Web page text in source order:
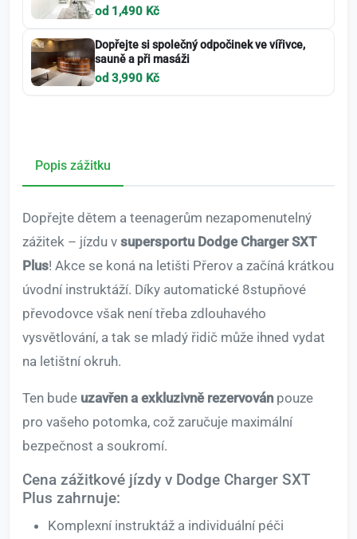
od 1,490 Kč
Dopřejte si společný odpočinek ve vířivce,
sauně a při masáži
od 3,990 Kč
Popis zážitku
Dopřejte dětem a teenagerům nezapomenutelný
zážitek – jízdu v supersportu Dodge Charger SXT
Plus! Akce se koná na letišti Přerov a začíná krátkou
úvodní instruktáží. Díky automatické 8stupňové
převodovce však není třeba zdlouhavého
vysvětlování, a tak se mladý řidič může ihned vydat
na letištní okruh.
Ten bude uzavřen a exkluzivně rezervován pouze
pro vašeho potomka, což zaručuje maximální
bezpečnost a soukromí.
Cena zážitkové jízdy v Dodge Charger SXT
Plus zahrnuje:
Komplexní instruktáž a individuální péči